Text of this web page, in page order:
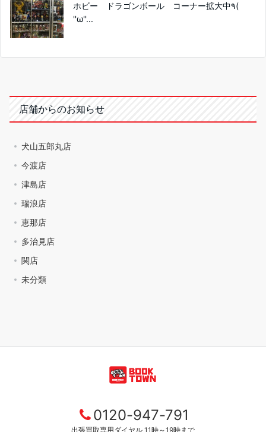
ホビー ドラゴンボール コーナー拡大中٩(
''ω''...
店舗からのお知らせ
犬山五郎丸店
今渡店
津島店
瑞浪店
恵那店
多治見店
関店
未分類
0120-947-791